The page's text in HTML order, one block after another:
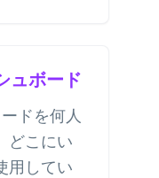
ュボード
ドを何人
どこにい
用してい